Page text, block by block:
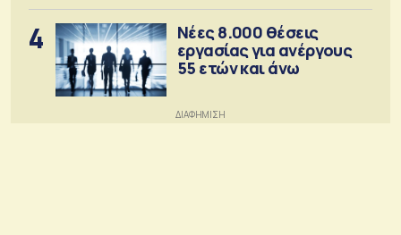
4
Νέες 8.000 θέσεις
εργασίας για ανέργους
55 ετών και άνω